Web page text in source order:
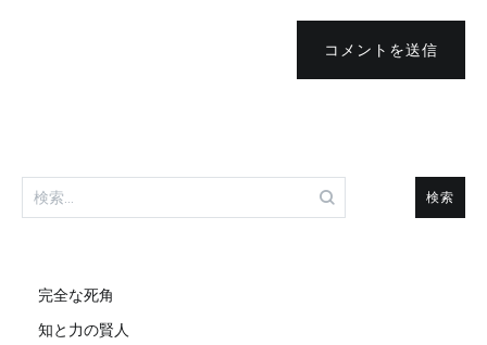
コメントを送信
検
索:
完全な死角
知と力の賢人